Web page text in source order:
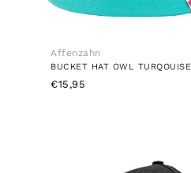
Affenzahn
€15,95